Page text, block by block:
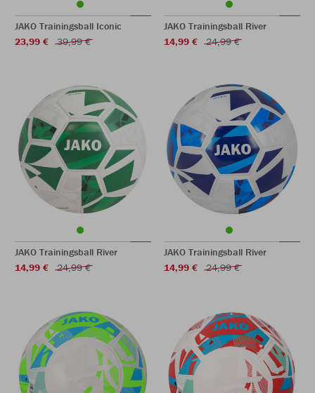
JAKO Trainingsball Iconic
23,99 €
39,99 €
JAKO Trainingsball River
14,99 €
24,99 €
JAKO Trainingsball River
14,99 €
24,99 €
JAKO Trainingsball River
14,99 €
24,99 €